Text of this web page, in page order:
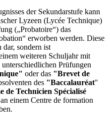
der Sekundarstufe kann
Lyzeen (Lycée Technique)
(„Probatoire“) das
erworben werden. Diese
sondern ist
weiteren Schuljahr mit
Prüfungen
oder das "Brevet de
des "Baccalauréat"
de Technicien Spécialisé
einem Centre de formation